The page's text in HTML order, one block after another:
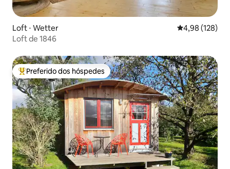
Loft ⋅ Wetter 4,98 de uma
4,98 (128)
Loft de 1846
Entre os melhores preferidos dos hóspedes
Preferido dos hóspedes